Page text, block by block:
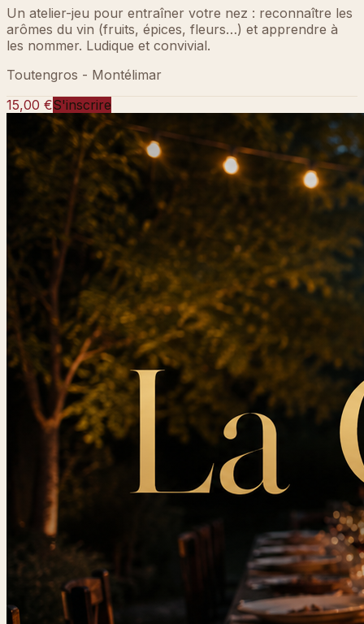
Un atelier-jeu pour entraîner votre nez : reconnaître les
arômes du vin (fruits, épices, fleurs…) et apprendre à
les nommer. Ludique et convivial.
Toutengros - Montélimar
15,00 €S'inscrire